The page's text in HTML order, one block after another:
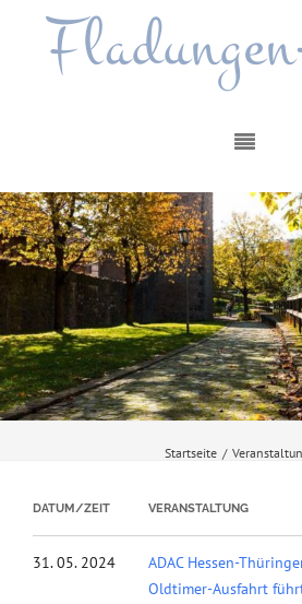
Startseite /
DATUM/ZEIT VERANSTALTUNG
31. 05. 2024
ADAC Hessen-
Oldtimer-Ausfahrt